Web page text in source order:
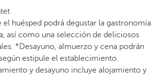
el huésped podrá degustar la gastronomía
así como una selección de deliciosos
*Desayuno, almuerzo y cena podrán
estipule el establecimiento.
y desayuno incluye alojamiento y